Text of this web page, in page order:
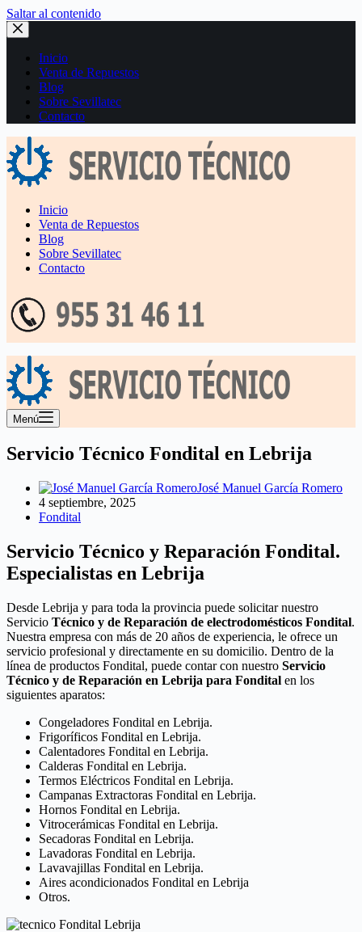
Saltar al contenido
Inicio
Venta de Repuestos
Blog
Sobre Sevillatec
Contacto
Inicio
Venta de Repuestos
Blog
Sobre Sevillatec
Contacto
Menú
Servicio Técnico Fondital en Lebrija
José Manuel García Romero
4 septiembre, 2025
Fondital
Servicio Técnico y Reparación Fondital.
Especialistas en Lebrija
Desde Lebrija y para toda la provincia puede solicitar nuestro
Servicio Técnico y de Reparación de electrodomésticos Fondital.
Nuestra empresa con más de 20 años de experiencia, le ofrece un
servicio profesional y directamente en su domicilio. Dentro de la
línea de productos Fondital, puede contar con nuestro Servicio
Técnico y de Reparación en Lebrija para Fondital en los
siguientes aparatos:
Congeladores Fondital en Lebrija.
Frigoríficos Fondital en Lebrija.
Calentadores Fondital en Lebrija.
Calderas Fondital en Lebrija.
Termos Eléctricos Fondital en Lebrija.
Campanas Extractoras Fondital en Lebrija.
Hornos Fondital en Lebrija.
Vitrocerámicas Fondital en Lebrija.
Secadoras Fondital en Lebrija.
Lavadoras Fondital en Lebrija.
Lavavajillas Fondital en Lebrija.
Aires acondicionados Fondital en Lebrija
Otros.